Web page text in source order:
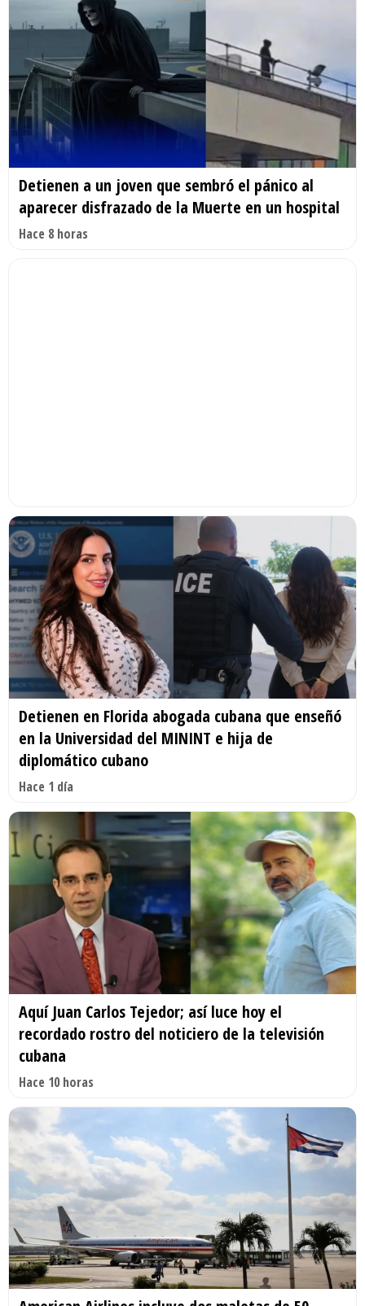
Detienen a un joven que sembró el pánico al
aparecer disfrazado de la Muerte en un hospital
Hace 8 horas
Detienen en Florida abogada cubana que enseñó
en la Universidad del MININT e hija de
diplomático cubano
Hace 1 día
Aquí Juan Carlos Tejedor; así luce hoy el
recordado rostro del noticiero de la televisión
cubana
Hace 10 horas